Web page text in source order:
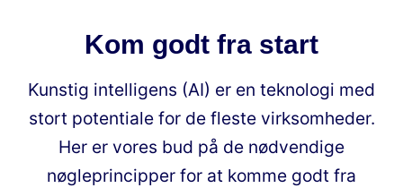
Kom godt fra start
Kunstig intelligens (AI) er en teknologi med
stort potentiale for de fleste virksomheder.
Her er vores bud på de nødvendige
nøgleprincipper for at komme godt fra